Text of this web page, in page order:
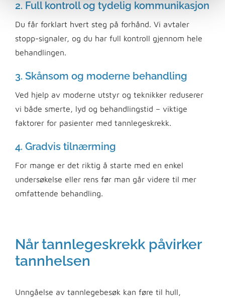
2. Full kontroll og tydelig kommunikasjon
Du får forklart hvert steg på forhånd. Vi avtaler
stopp-signaler, og du har full kontroll gjennom hele
behandlingen.
3. Skånsom og moderne behandling
Ved hjelp av moderne utstyr og teknikker reduserer
vi både smerte, lyd og behandlingstid – viktige
faktorer for pasienter med tannlegeskrekk.
4. Gradvis tilnærming
For mange er det riktig å starte med en enkel
undersøkelse eller rens før man går videre til mer
omfattende behandling.
Når tannlegeskrekk påvirker
tannhelsen
Unngåelse av tannlegebesøk kan føre til hull,